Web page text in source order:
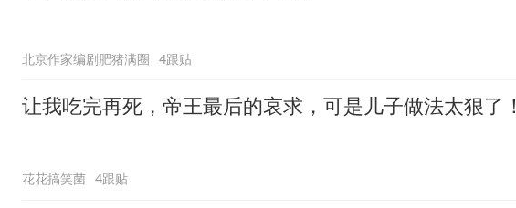
北京作家编剧肥猪满圈 4跟贴
让我吃完再死，帝王最后的哀求，可是儿子做法太狠了！
花花搞笑菌 4跟贴